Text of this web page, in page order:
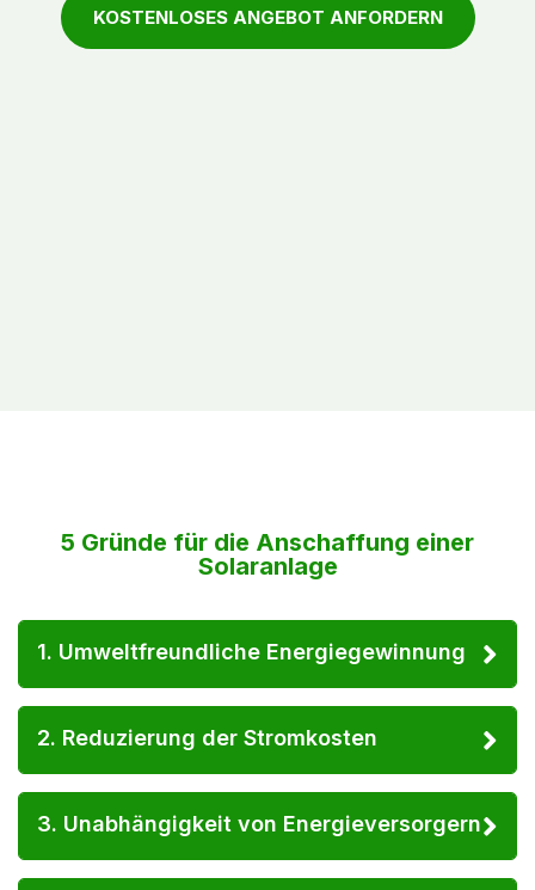
KOSTENLOSES ANGEBOT ANFORDERN
5 Gründe für die Anschaffung einer
Solaranlage
1. Umweltfreundliche Energiegewinnung
2. Reduzierung der Stromkosten
3. Unabhängigkeit von Energieversorgern